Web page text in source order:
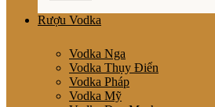
Rượu Vodka
Vodka Nga
Vodka Thụy Điển
Vodka Pháp
Vodka Mỹ